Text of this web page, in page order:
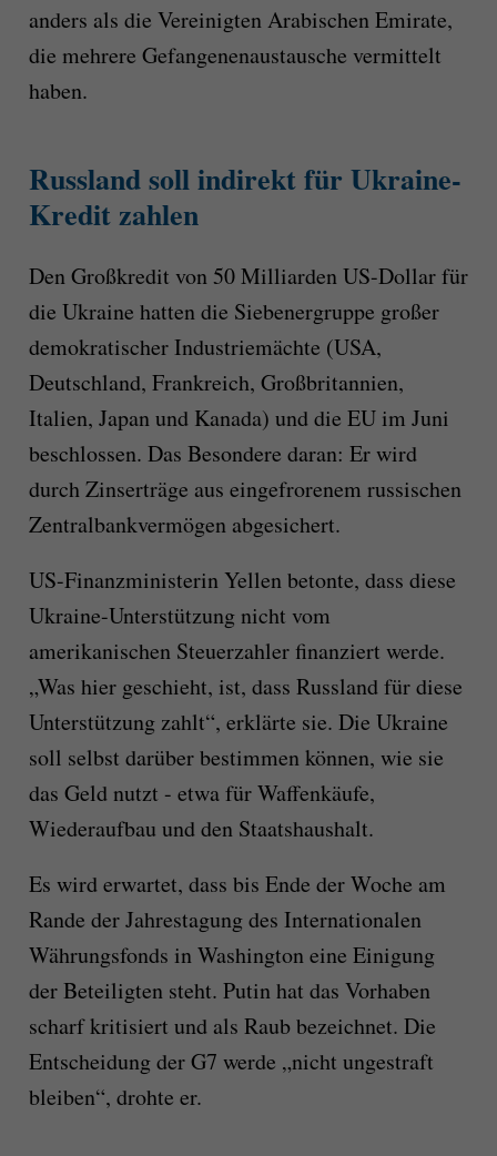
anders als die Vereinigten Arabischen Emirate,
die mehrere Gefangenenaustausche vermittelt
haben.
Russland soll indirekt für Ukraine-
Kredit zahlen
Den Großkredit von 50 Milliarden US-Dollar für
die Ukraine hatten die Siebenergruppe großer
demokratischer Industriemächte (USA,
Deutschland, Frankreich, Großbritannien,
Italien, Japan und Kanada) und die EU im Juni
beschlossen. Das Besondere daran: Er wird
durch Zinserträge aus eingefrorenem russischen
Zentralbankvermögen abgesichert.
US-Finanzministerin Yellen betonte, dass diese
Ukraine-Unterstützung nicht vom
amerikanischen Steuerzahler finanziert werde.
„Was hier geschieht, ist, dass Russland für diese
Unterstützung zahlt“, erklärte sie. Die Ukraine
soll selbst darüber bestimmen können, wie sie
das Geld nutzt - etwa für Waffenkäufe,
Wiederaufbau und den Staatshaushalt.
Es wird erwartet, dass bis Ende der Woche am
Rande der Jahrestagung des Internationalen
Währungsfonds in Washington eine Einigung
der Beteiligten steht. Putin hat das Vorhaben
scharf kritisiert und als Raub bezeichnet. Die
Entscheidung der G7 werde „nicht ungestraft
bleiben“, drohte er.